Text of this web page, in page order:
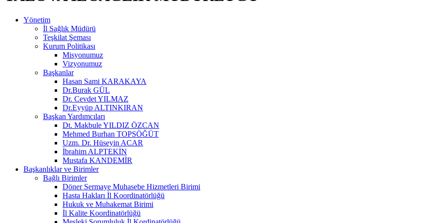
Yönetim
İl Sağlık Müdürü
Teşkilat Şeması
Kurum Politikası
Misyonumuz
Vizyonumuz
Başkanlar
Hasan Sami KARAKAYA
Dr.Burak GÜL
Dr. Cevdet YILMAZ
Dr.Eyyüp ALTINKIRAN
Başkan Yardımcıları
Dt. Makbule YILDIZ ÖZCAN
Mehmed Burhan TOPSÖĞÜT
Uzm. Dr. Hüseyin ACAR
İbrahim ALPTEKİN
Mustafa KANDEMİR
Başkanlıklar ve Birimler
Bağlı Birimler
Döner Sermaye Muhasebe Hizmetleri Birimi
Hasta Hakları İl Koordinatörlüğü
Hukuk ve Muhakemat Birimi
İl Kalite Koordinatörlüğü